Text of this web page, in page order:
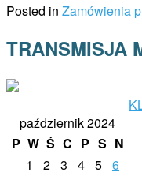
Posted in Zamówienia
TRANSMISJA
październik 2024
P W Ś C P S N
1
2 3 4 5 6